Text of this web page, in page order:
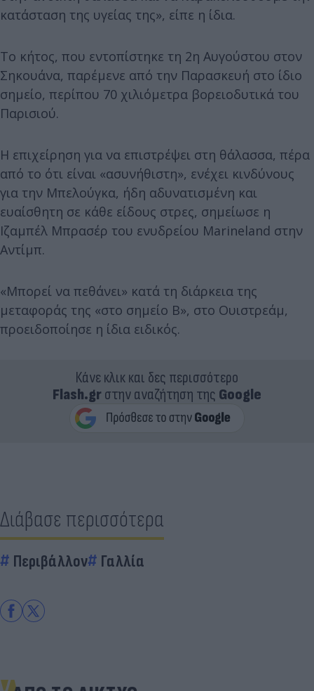
κατάσταση της υγείας της», είπε η ίδια.
Το κήτος, που εντοπίστηκε τη 2η Αυγούστου στον
Σηκουάνα, παρέμενε από την Παρασκευή στο ίδιο
σημείο, περίπου 70 χιλιόμετρα βορειοδυτικά του
Παρισιού.
Η επιχείρηση για να επιστρέψει στη θάλασσα, πέρα
από το ότι είναι «ασυνήθιστη», ενέχει κινδύνους
για την Μπελούγκα, ήδη αδυνατισμένη και
ευαίσθητη σε κάθε είδους στρες, σημείωσε η
Ιζαμπέλ Μπρασέρ του ενυδρείου Marineland στην
Αντίμπ.
«Μπορεί να πεθάνει» κατά τη διάρκεια της
μεταφοράς της «στο σημείο Β», στο Ουιστρεάμ,
προειδοποίησε η ίδια ειδικός.
Κάνε κλικ και δες περισσότερο
Flash.grστην αναζήτηση της Google
Διάβασε περισσότερα
Περιβάλλον Γαλλία